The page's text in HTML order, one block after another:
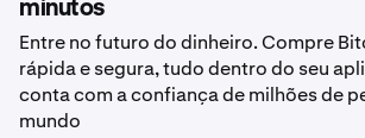
minutos
Entre no futuro do dinheiro. Compre
rápida e segura, tudo dentro do seu
conta com a confiança de milhões de
mundo